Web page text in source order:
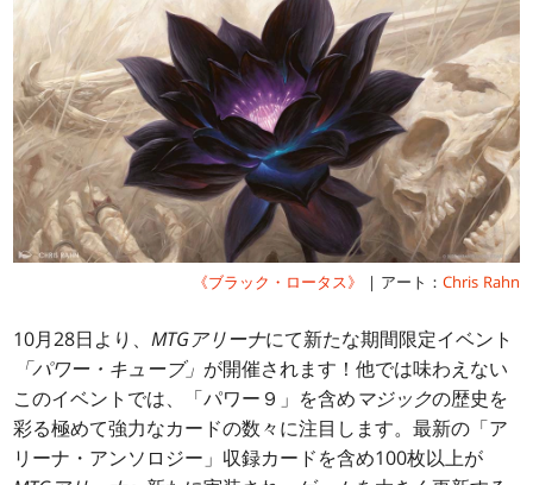
《ブラック・ロータス》 | アート： Chris Rahn
10月28日より、MTGアリーナにて新たな期間限定イベント
「パワー・キューブ」 が開催されます！他では味わえない
このイベントでは、「パワー９」を含めマジックの歴史を
彩る極めて強力なカードの数々に注目します。最新の「ア
リーナ・アンソロジー」収録カードを含め100枚以上が